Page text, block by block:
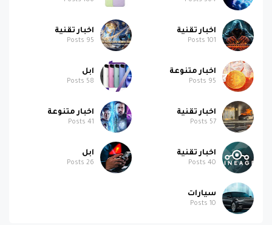
اخبار تقنية
101
اخبار تقنية
95
اخبار متنوعة
95
ابل
58
اخبار تقنية
57
اخبار متنوعة
41
اخبار تقنية
40
ابل
26
سيارات
10